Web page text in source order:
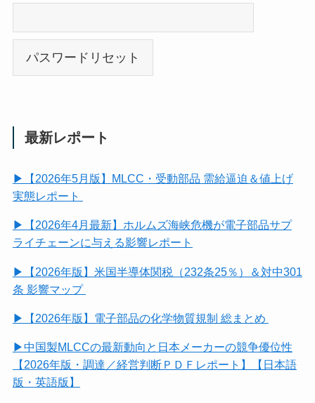
最新レポート
▶【2026年5月版】MLCC・受動部品 需給逼迫＆値上げ
実態レポート
▶【2026年4月最新】ホルムズ海峡危機が電子部品サプ
ライチェーンに与える影響レポート
▶【2026年版】米国半導体関税（232条25％）＆対中301
条 影響マップ
▶【2026年版】電子部品の化学物質規制 総まとめ
▶中国製MLCCの最新動向と日本メーカーの競争優位性
【2026年版・調達／経営判断ＰＤＦレポート】【日本語
版・英語版】